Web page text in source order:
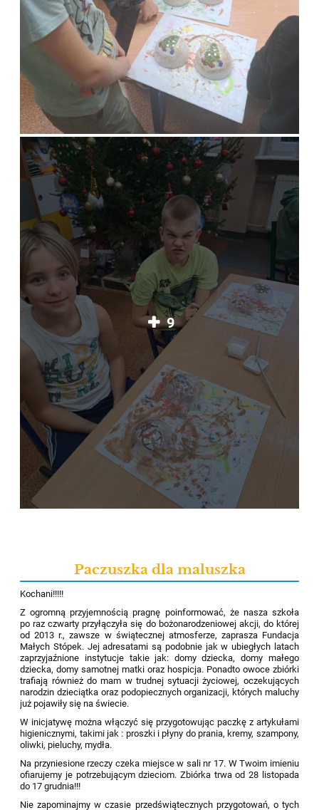
9
Paczuszka dla maluszka
Kochani!!!!!
Z ogromną przyjemnością pragnę poinformować, że nasza szkoła
po raz czwarty przyłączyła się do bożonarodzeniowej akcji, do której
od 2013 r., zawsze w świątecznej atmosferze, zaprasza Fundacja
Małych Stópek. Jej adresatami są podobnie jak w ubiegłych latach
zaprzyjaźnione instytucje takie jak: domy dziecka, domy małego
dziecka, domy samotnej matki oraz hospicja. Ponadto owoce zbiórki
trafiają również do mam w trudnej sytuacji życiowej, oczekujących
narodzin dzieciątka oraz podopiecznychorganizacji, których maluchy
już pojawiły się na świecie.
W inicjatywę można włączyć się przygotowując paczkę z artykułami
higienicznymi, takimi jak : proszki i płyny do prania, kremy, szampony,
oliwki, pieluchy, mydła.
Na przyniesione rzeczy czeka miejsce w sali nr 17. W Twoim imieniu
ofiarujemy je potrzebującym dzieciom. Zbiórka trwa od 28 listopada
do 17 grudnia!!!
Nie zapominajmy w czasie przedświątecznych przygotowań, o tych